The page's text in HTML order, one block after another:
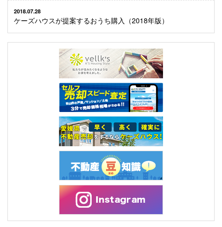
2018.07.28
ケーズハウスが提案するおうち購入（2018年版）